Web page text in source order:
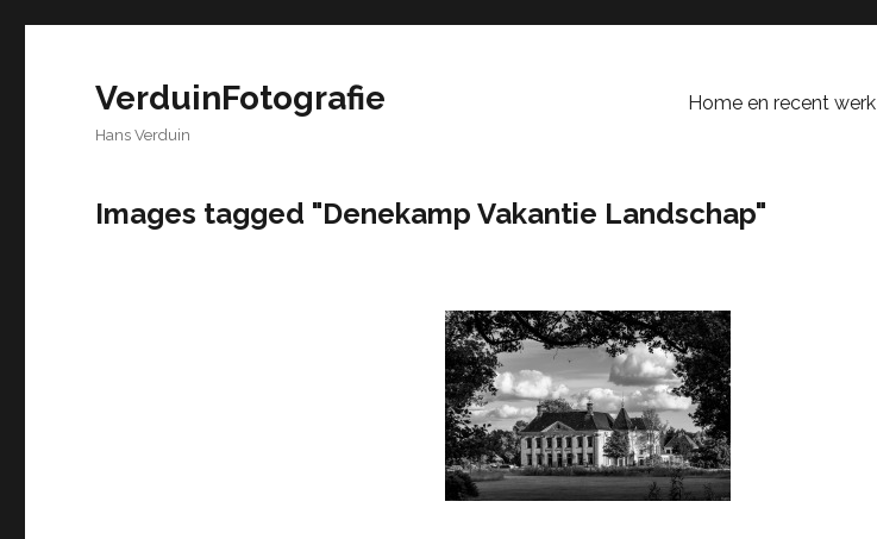
VerduinFotografie
Hans Verduin
Home en recent werk
Images tagged "Denekamp Vakantie Landschap"